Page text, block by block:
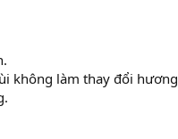
không làm thay đổi hương